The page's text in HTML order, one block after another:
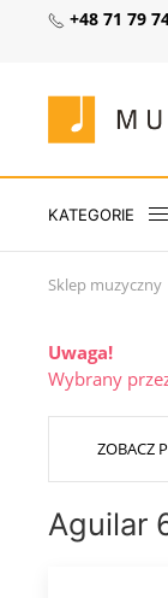
+48 71 79
KATEGORIE
Sklep muzyczny
Uwaga!
Wybrany
ZOBACZ
Aguilar